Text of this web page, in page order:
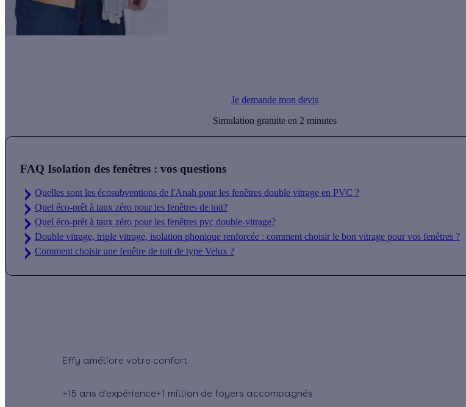
Je demande mon devis
Simulation gratuite en 2 minutes
FAQ Isolation des fenêtres : vos questions
Quelles sont les écosubventions de l'Anah pour les fenêtres double vitrage en PVC ?
Quel éco-prêt à taux zéro pour les fenêtres de toit?
Quel éco-prêt à taux zéro pour les fenêtres pvc double-vitrage?
Double vitrage, triple vitrage, isolation phonique renforcée : comment choisir le bon vitrage pour vos fenêtres ?
Comment choisir une fenêtre de toit de type Velux ?
Effy
+15 ans d'expérience+1 million de foyers accompagnés